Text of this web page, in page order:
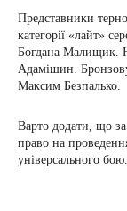
Представники
категорії «лайт»
Богдана Малищик.
Адамішин.
Максим Безпалько.
Варто додати, що
право на
універсального бою.